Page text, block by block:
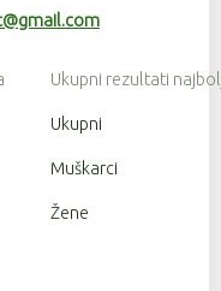
Ukupni rezultati
Ukupni
Muškarci
Žene